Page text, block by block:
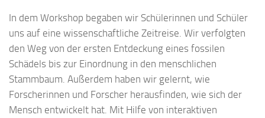
In dem Workshop begaben wir Schülerinnen und Schüler
uns auf eine wissenschaftliche Zeitreise. Wir verfolgten
den Weg von der ersten Entdeckung eines fossilen
Schädels bis zur Einordnung in den menschlichen
Stammbaum. Außerdem haben wir gelernt, wie
Forscherinnen und Forscher herausfinden, wie sich der
Mensch entwickelt hat. Mit Hilfe von interaktiven